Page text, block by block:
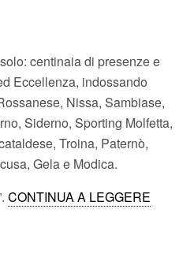
centinaia di presenze e
Eccellenza, indossando
Nissa, Sambiase,
Siderno, Sporting Molfetta,
Troina, Paternò,
Gela e Modica.
CONTINUA A LEGGERE